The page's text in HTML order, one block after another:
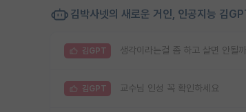
김박사넷의 새로운 거인, 인공지능 김
김GPT 생각이라는걸 좀 하고 살면 안될
김GPT 교수님 인성 꼭 확인하세요